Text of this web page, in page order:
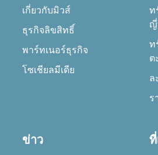
เกี่ยวกับมิวส์
ธุรกิจลิขสิทธิ์
พาร์ทเนอร์ธุรกิจ
โซเชียลมีเดีย
ท
ญี่
ท
ต
ล
ร
ข่าว ที่